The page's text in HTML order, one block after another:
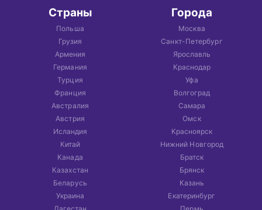
Страны
Польша
Грузия
Армения
Германия
Турция
Франция
Австралия
Австрия
Исландия
Китай
Канада
Казахстан
Беларусь
Украина
Города
Москва
Санкт-Петербург
Ярославль
Краснодар
Уфа
Волгоград
Самара
Омск
Красноярск
Нижний Новгород
Братск
Брянск
Казань
Екатеринбург